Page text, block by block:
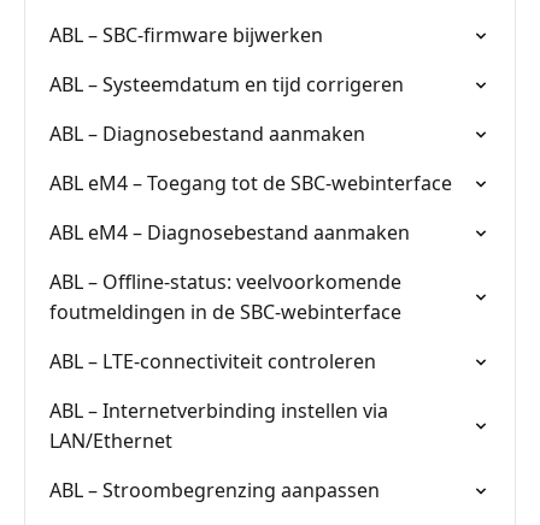
ABL – SBC-firmware bijwerken
ABL – Systeemdatum en tijd corrigeren
ABL – Diagnosebestand aanmaken
ABL eM4 – Toegang tot de SBC-webinterface
ABL eM4 – Diagnosebestand aanmaken
ABL – Offline-status: veelvoorkomende
foutmeldingen in de SBC-webinterface
ABL – LTE-connectiviteit controleren
ABL – Internetverbinding instellen via
LAN/Ethernet
ABL – Stroombegrenzing aanpassen